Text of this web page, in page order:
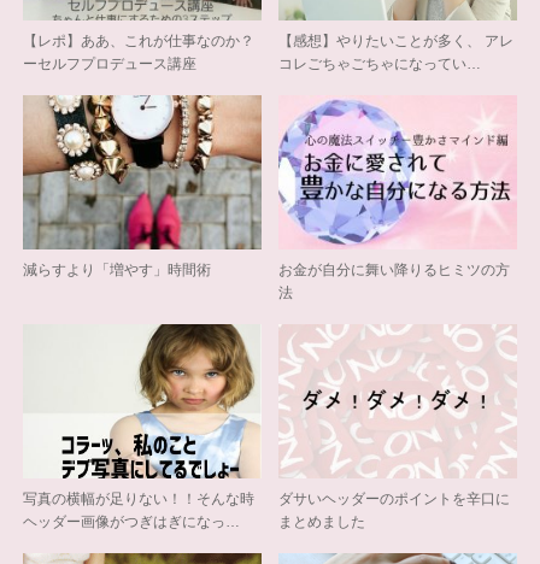
【レポ】ああ、これが仕事なのか？
ーセルフプロデュース講座
【感想】やりたいことが多く、 アレ
コレごちゃごちゃになってい…
減らすより「増やす」時間術
お金が自分に舞い降りるヒミツの方
法
写真の横幅が足りない！！そんな時
ヘッダー画像がつぎはぎになっ…
ダサいヘッダーのポイントを辛口に
まとめました